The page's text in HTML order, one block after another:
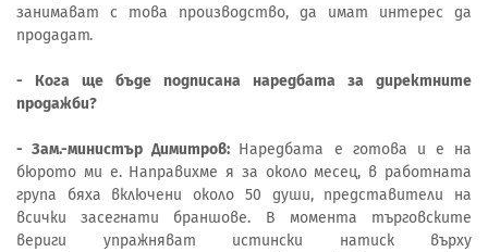
занимават с това производство, да имат интерес да
продадат.
- Кога ще бъде подписана наредбата за директните
продажби?
- Зам.-министър Димитров: Наредбата е готова и е на
бюрото ми е. Направихме я за около месец, в работната
група бяха включени около 50 души, представители на
всички засегнати браншове. В момента търговските
вериги упражняват истински натиск върху